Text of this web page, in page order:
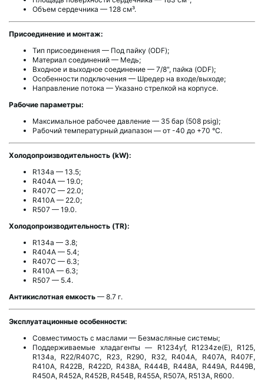
Объем сердечника — 128 см³.
Присоединение и монтаж:
Тип присоединения — Под пайку (ODF);
Материал соединений — Медь;
Входное и выходное соединение — 7/8", пайка (ODF);
Особенности подключения — Шредер на входе/выходе;
Направление потока — Указано стрелкой на корпусе.
Рабочие параметры:
Максимальное рабочее давление — 35 бар (508 psig);
Рабочий температурный диапазон — от -40 до +70 °C.
Холодопроизводительность (kW):
R134a — 13.5;
R404A — 19.0;
R407C — 22.0;
R410A — 22.0;
R507 — 19.0.
Холодопроизводительность (TR):
R134a — 3.8;
R404A — 5.4;
R407C — 6.3;
R410A — 6.3;
R507 — 5.4.
Антикислотная емкость — 8.7 г.
Эксплуатационные особенности:
Совместимость с маслами — Безмасляные системы;
Поддерживаемые хладагенты — R1234yf, R1234ze(E), R125,
R134a, R22/R407C, R23, R290, R32, R404A, R407A, R407F,
R410A, R422B, R422D, R438A, R444B, R448A, R449A, R449B,
R450A, R452A, R452B, R454B, R455A, R507A, R513A, R600.